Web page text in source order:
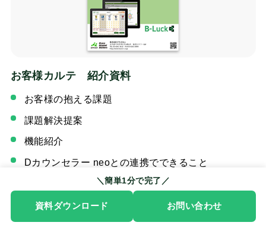
お客様カルテ 紹介資料
お客様の抱える課題
課題解決提案
機能紹介
Dカウンセラー neoとの連携でできること
今すぐダウンロード
＼簡単1分で完了／
資料ダウンロード お問い合わせ